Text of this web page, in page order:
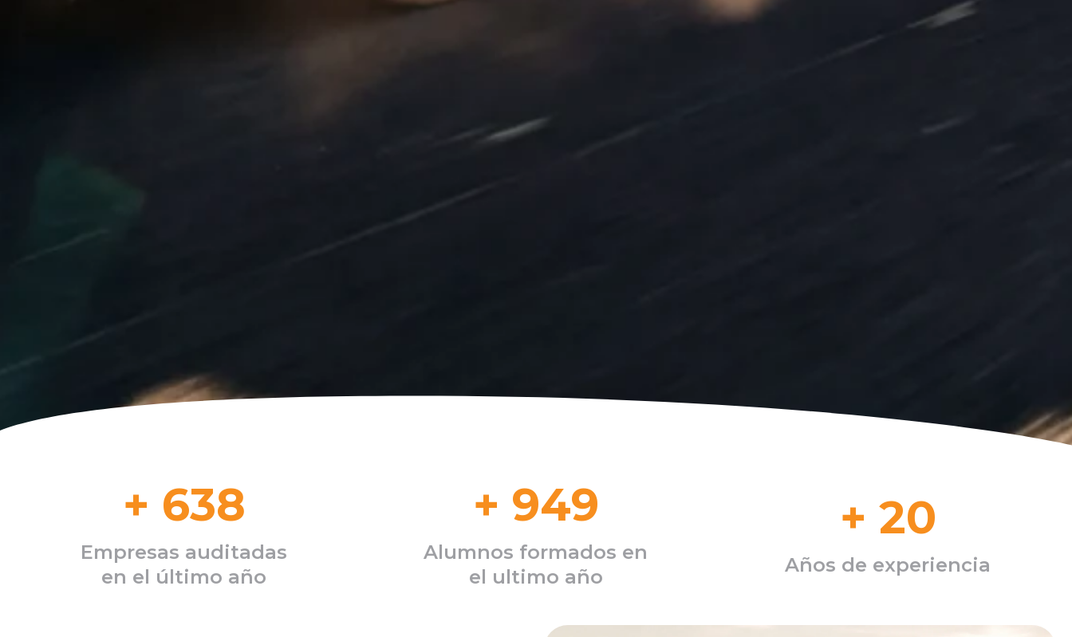
+ 638
Empresas auditadas
en el último año
+ 949
Alumnos formados en
el ultimo año
+ 20
Años de experiencia